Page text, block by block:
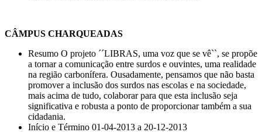
CÂMPUS CHARQUEADAS
Resumo O projeto ´´LIBRAS, uma voz que se vê``, se propõe
a tornar a comunicação entre surdos e ouvintes, uma realidade
na região carbonífera. Ousadamente, pensamos que não basta
promover a inclusão dos surdos nas escolas e na sociedade,
mais acima de tudo, colaborar para que esta inclusão seja
significativa e robusta a ponto de proporcionar também a sua
cidadania.
Início e Término 01-04-2013 a 20-12-2013